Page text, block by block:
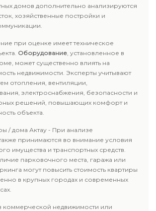
домов дополнительно анализируются
хозяйственные постройки и
при оценке имеет техническое
Оборудование, установленное в
может существенно влиять на
недвижимости. Эксперты учитывают
отопления, вентиляции,
электроснабжения, безопасности и
решений, повышающих комфорт и
объекта.
/ дома Актау - При анализе
принимаются во внимание условия
имущества и транспортных средств.
парковочного места, гаража или
могут повысить стоимость квартиры
в крупных городах и современных
коммерческой недвижимости или